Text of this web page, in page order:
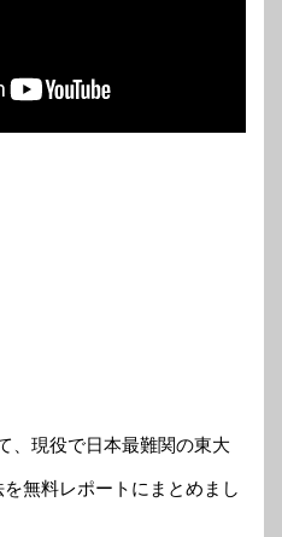
、現役で日本最難関の東大
無料レポートにまとめまし